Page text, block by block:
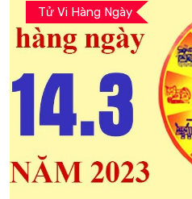
Tử Vi Hàng Ngày